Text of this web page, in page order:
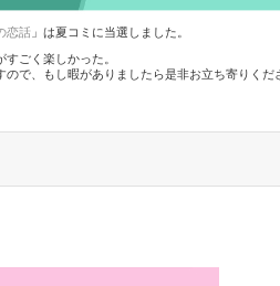
恋話 」は夏コミに当選しました。
ごく楽しかった。
で、もし暇がありましたら是非お立ち寄りくだ